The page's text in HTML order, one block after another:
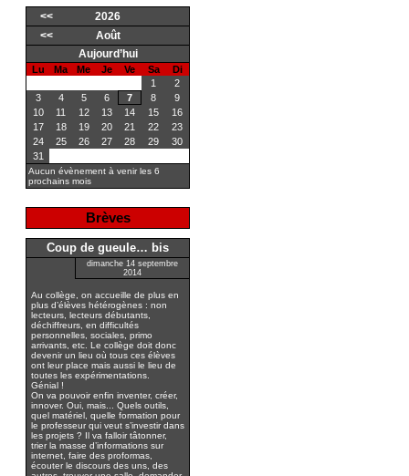
<<
2026
<<
Août
Aujourd’hui
Lu Ma Me Je Ve Sa
Di
1
2
3
4 5 6 7 8
9
10
11 12 13 14 15
16
17
18 19 20 21 22
23
24
25 26 27 28 29
30
31
Aucun évènement à venir les 6
prochains mois
Brèves
Coup de gueule… bis
dimanche 14 septembre
2014
Au collège, on accueille de plus en
plus d’élèves hétérogènes : non
lecteurs, lecteurs débutants,
déchiffreurs, en difficultés
personnelles, sociales, primo
arrivants, etc. Le collège doit donc
devenir un lieu où tous ces élèves
ont leur place mais aussi le lieu de
toutes les expérimentations.
Génial !
On va pouvoir enfin inventer, créer,
innover. Oui, mais... Quels outils,
quel matériel, quelle formation pour
le professeur qui veut s’investir dans
les projets ? Il va falloir tâtonner,
trier la masse d’informations sur
internet, faire des proformas,
écouter le discours des uns, des